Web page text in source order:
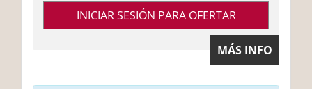
INICIAR SESIÓN PARA OFERTAR
MÁS INFO